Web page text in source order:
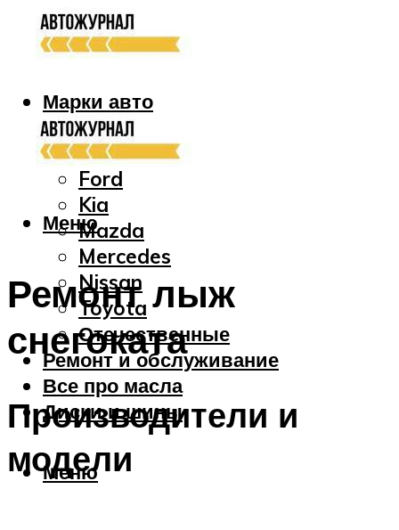
Марки авто
Audi
Bmw
Ford
Kia
Mazda
Mercedes
Nissan
Toyota
Отечественные
Ремонт и обслуживание
Все про масла
Диски и шины
Меню
Меню
Ремонт лыж
снегоката
Производители и
модели